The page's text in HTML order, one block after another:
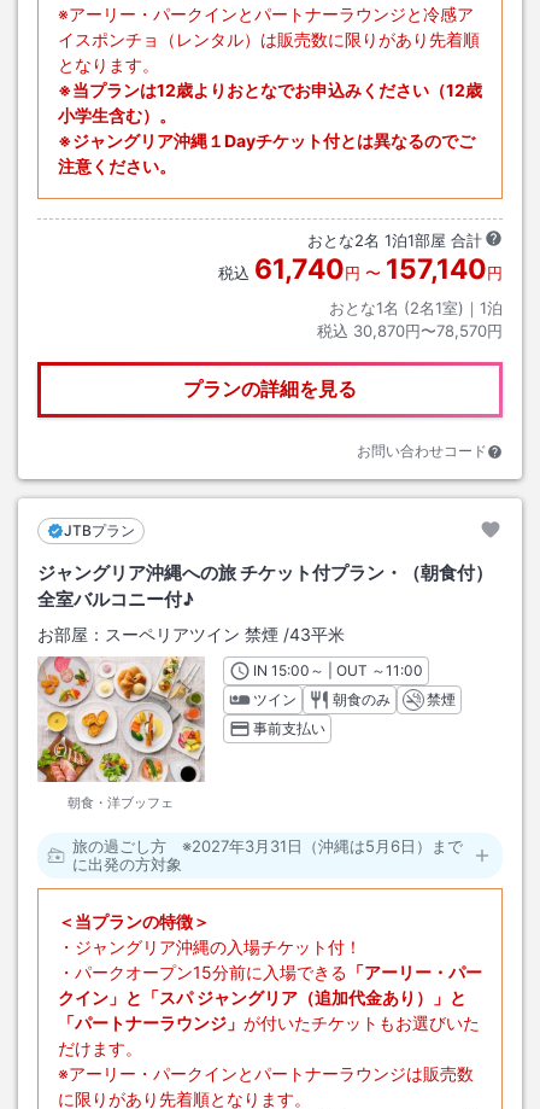
※アーリー・パークインとパートナーラウンジと冷感ア
イスポンチョ（レンタル）は販売数に限りがあり先着順
となります。
※当プランは12歳よりおとなでお申込みください（12歳
小学生含む）。
※ジャングリア沖縄１Dayチケット付とは異なるのでご
注意ください。
おとな2名 1泊1部屋 合計
税込 61,740円 〜 157,140円
おとな1名 (2名1室)｜ 1泊
税込 30,870円〜78,570円
プランの詳細を見る
お問い合わせコード
JTBプラン
ジャングリア沖縄への旅 チケット付プラン・（朝食付）
全室バルコニー付♪
お部屋： スーペリアツイン 禁煙 /43平米
朝食・洋ブッフェ
INチェックイン
15:00 ～ | OUT チェックアウト
～11:00
ツイン
朝食のみ
禁煙
事前支払い
旅の過ごし方 ※2027年3月31日（沖縄は5月6日）まで
に出発の方対象
＜当プランの特徴＞
・ジャングリア沖縄の入場チケット付！
・パークオープン15分前に入場できる 「アーリー・パー
クイン」と「スパ ジャングリア（追加代金あり）」と
「パートナーラウンジ」 が付いたチケットもお選びいた
だけます。
※アーリー・パークインとパートナーラウンジは販売数
に限りがあり先着順となります。